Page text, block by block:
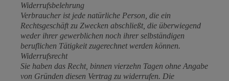
Widerrufsbelehrung
Verbraucher ist jede natürliche Person, die ein
Rechtsgeschäft zu Zwecken abschließt, die überwiegend
weder ihrer gewerblichen noch ihrer selbständigen
beruflichen Tätigkeit zugerechnet werden können.
Widerrufsrecht
Sie haben das Recht, binnen vierzehn Tagen ohne Angabe
von Gründen diesen Vertrag zu widerrufen. Die